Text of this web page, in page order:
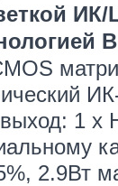
1 х
2.9Вт